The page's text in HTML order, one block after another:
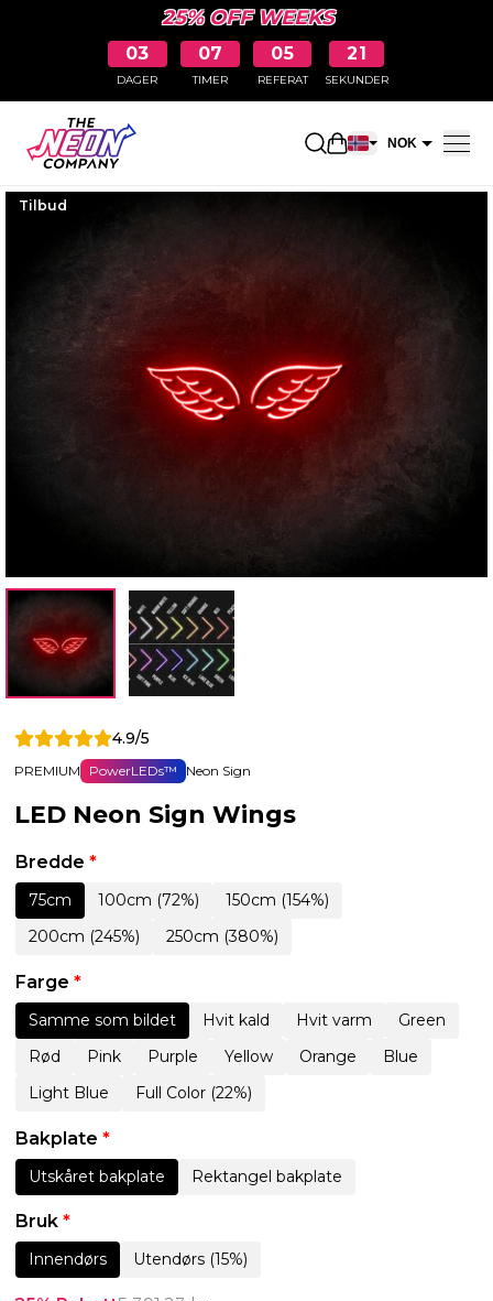
25% OFF WEEKS
03
DAGER
07
TIMER
05
REFERAT
20
SEKUNDER
Åpne NOK
Tilbud
4.9/5
PREMIUM PowerLEDs™ Neon Sign
LED Neon Sign Wings
Bredde *
75cm 100cm (72%)
150cm (154%)
200cm (245%)
250cm (380%)
Farge *
Samme som bildet Hvit kald Hvit varm
Green
Rød
Pink Purple Yellow Orange
Blue
Light Blue
Full Color (22%)
Bakplate *
Utskåret bakplate Rektangel bakplate
Bruk *
Innendørs Utendørs (15%)